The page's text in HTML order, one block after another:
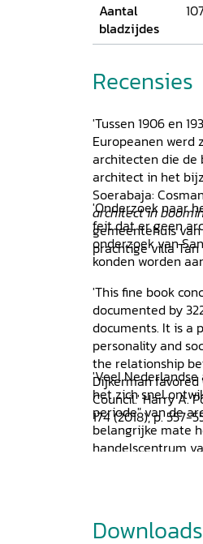
Aantal
bladzijdes
Recensies
'Tussen 1906 en
Europeanen werd
architecten die de
architect in het
Soerabaja:
architect in
gemeentehuis
prachtige villa Tan
'Onderzoek naar
feit dat er geen
onderzoek van
konden worden
'This fine book
documented by
documents. It is a
personality and
the relationship
Dijkerman
Council.' Harry A.
174 (2018), p. 557-
'Veel
het zich snel
periode" van de
belangrijke mate
handelscentrum
moderniteit:
klimaat. Citroens
in strak beton met
aan het luxe
Downloads